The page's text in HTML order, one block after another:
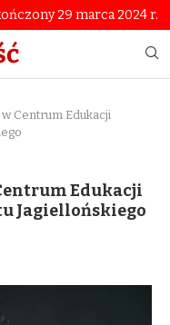
29 marca 2024 r.
Centrum Edukacji
Edukacji
Jagiellońskiego